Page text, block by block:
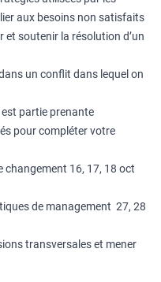
aux besoins non satisfaits
soutenir la résolution d’un
un conflit dans lequel on
partie prenante
pour compléter votre
changement 16, 17, 18 oct
de management 27, 28
transversales et mener